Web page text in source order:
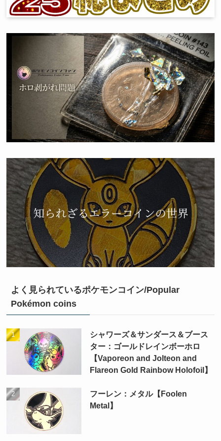
よく見られているポケモンコイン/Popular
Pokémon coins
シャワーズ＆サンダース＆ブース
ター：ゴールドレインボーホロ
【Vaporeon and Jolteon and
Flareon Gold Rainbow Holofoil】
フーレン：メタル【Foolen
Metal】